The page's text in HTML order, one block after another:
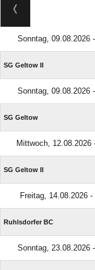
Sonntag, 09.08.2026
SG Geltow II
Sonntag, 09.08.2026
SG Geltow
Mittwoch, 12.08.2026
SG Geltow II
Freitag, 14.08.2026
Ruhlsdorfer BC
Sonntag, 23.08.2026